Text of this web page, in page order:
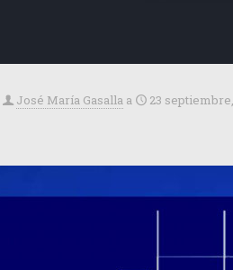
José María Gasalla a 23